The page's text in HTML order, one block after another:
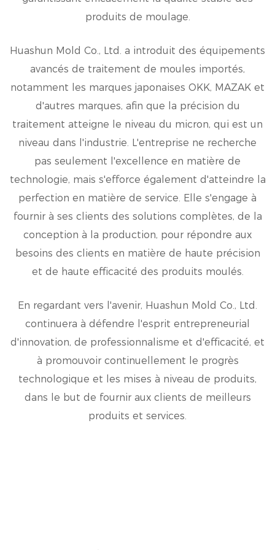
produits de moulage.
Huashun Mold Co., Ltd. a introduit des équipements
avancés de traitement de moules importés,
notamment les marques japonaises OKK, MAZAK et
d'autres marques, afin que la précision du
traitement atteigne le niveau du micron, qui est un
niveau dans l'industrie. L'entreprise ne recherche
pas seulement l'excellence en matière de
technologie, mais s'efforce également d'atteindre la
perfection en matière de service. Elle s'engage à
fournir à ses clients des solutions complètes, de la
conception à la production, pour répondre aux
besoins des clients en matière de haute précision
et de haute efficacité des produits moulés.
En regardant vers l'avenir, Huashun Mold Co., Ltd.
continuera à défendre l'esprit entrepreneurial
d'innovation, de professionnalisme et d'efficacité, et
à promouvoir continuellement le progrès
technologique et les mises à niveau de produits,
dans le but de fournir aux clients de meilleurs
produits et services.